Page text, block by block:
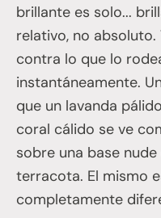
brillante es solo...
relativo, no
contra lo que lo
instantáneamente.
que un lavanda
coral cálido se ve
sobre una base
terracota. El mismo
completamente